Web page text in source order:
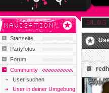
Startseite
Partyfotos
Forum
Community
User suchen
User in deiner Umgebung